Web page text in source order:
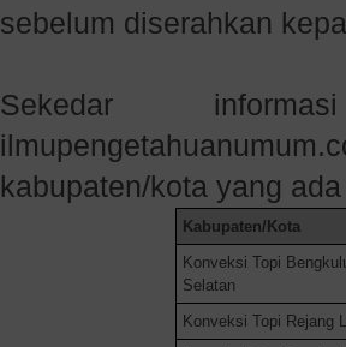
sebelum diserahkan
Sekedar
kabupaten/kota yang
Kabupaten/Kota
Konveksi Topi
Selatan
Konveksi Topi Rejang